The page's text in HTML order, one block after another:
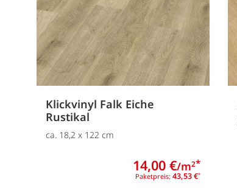
Klickvinyl Falk Eiche
Rustikal
ca. 18,2 x 122 cm
Paketpreis: 43,53 €*
14,00 €/m2*